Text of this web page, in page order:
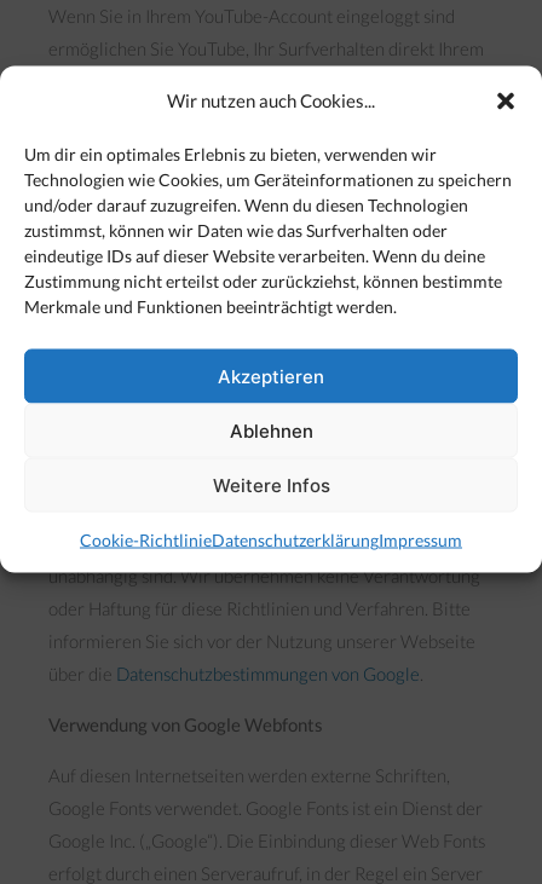
Wir nutzen auch Cookies...
Um dir ein optimales Erlebnis zu bieten, verwenden wir
Technologien wie Cookies, um Geräteinformationen zu speichern
und/oder darauf zuzugreifen. Wenn du diesen Technologien
zustimmst, können wir Daten wie das Surfverhalten oder
eindeutige IDs auf dieser Website verarbeiten. Wenn du deine
Zustimmung nicht erteilst oder zurückziehst, können bestimmte
Merkmale und Funktionen beeinträchtigt werden.
Akzeptieren
Ablehnen
Weitere Infos
Cookie-RichtlinieDatenschutzerklärungImpressum
Wenn Sie in Ihrem YouTube-Account eingeloggt sind
ermöglichen Sie YouTube, Ihr Surfverhalten direkt Ihrem
verhindern, indem Sie sich aus Ihrem YouTube-Account
ausloggen.
Weitere Informationen zum Umgang von Nutzerdaten
finden Sie in der Datenschutzerklärung von YouTube
unterhttps://www.google.de/intl/de/policies/privacy
Datenschutzerklärung für die Nutzung von Google
Wir verwenden Google Maps zur Darstellung von Karten.
der Nutzer wahrnehmen kann. Die IP-Adresse ist
erforderlich, um die Inhalte an den Browser des Nutzers
eigene Datenschutz-Richtlinien hat, die von unseren
unabhängig sind. Wir übernehmen keine Verantwortung
oder Haftung für diese Richtlinien und Verfahren. Bitte
informieren Sie sich vor der Nutzung unserer Webseite
über die Datenschutzbestimmungen von Google
Verwendung von Google Webfonts
Auf diesen Internetseiten werden externe Schriften,
Google Fonts verwendet. Google Fonts ist ein Dienst der
Google Inc. („Google“). Die Einbindung dieser Web Fonts
erfolgt durch einen Serveraufruf, in der Regel ein Server